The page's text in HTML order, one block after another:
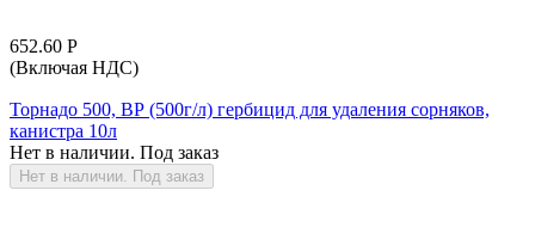
652.60 Р
(Включая НДС)
Торнадо 500, ВР (500г/л) гербицид для удаления сорняков,
канистра 10л
Нет в наличии. Под заказ
Нет в наличии. Под заказ